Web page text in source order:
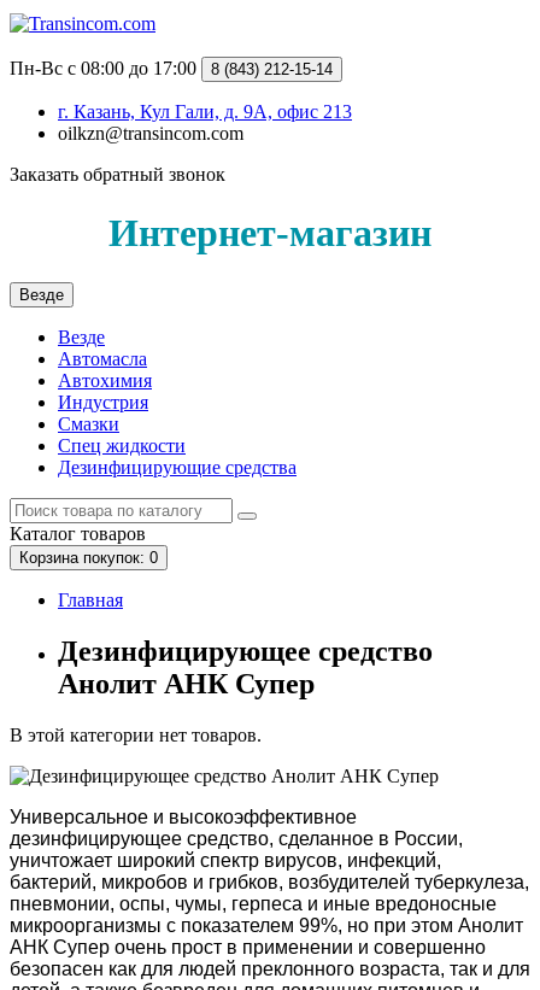
Пн-Вс с 08:00 до 17:00 8 (843) 212-15-14
г. Казань, Кул Гали, д. 9А, офис 213
oilkzn@transincom.com
Заказать обратный звонок
Интернет-магазин
Везде
Везде
Автомасла
Автохимия
Индустрия
Смазки
Спец жидкости
Дезинфицирующие средства
Каталог товаров
Корзинапокупок: 0
Главная
Дезинфицирующее средство
Анолит АНК Супер
В этой категории нет товаров.
Универсальное и высокоэффективное
дезинфицирующее средство, сделанное в России,
уничтожает широкий спектр вирусов, инфекций,
бактерий, микробов и грибков, возбудителей туберкулеза,
пневмонии, оспы, чумы, герпеса и иные вредоносные
микроорганизмы с показателем 99%, но при этом Анолит
АНК Супер очень прост в применении и совершенно
безопасен как для людей преклонного возраста, так и для